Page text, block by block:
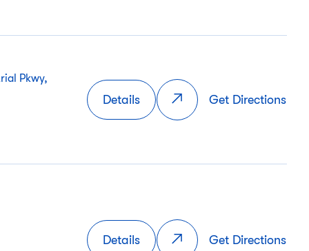
Pkwy,
Details Get Directions
Details Get Directions